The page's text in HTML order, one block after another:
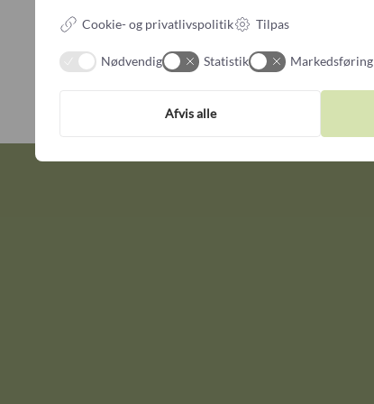
Cookie- og privatlivspolitik Tilpas
Nødvendig Statistik Markedsføring
Afvis alle